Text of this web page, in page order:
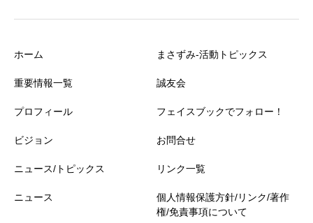
ホーム
重要情報一覧
プロフィール
ビジョン
ニュース/トピックス
ニュース
まさずみ-活動トピックス
誠友会
フェイスブックでフォロー！
お問合せ
リンク一覧
個人情報保護方針/リンク/著作
権/免責事項について